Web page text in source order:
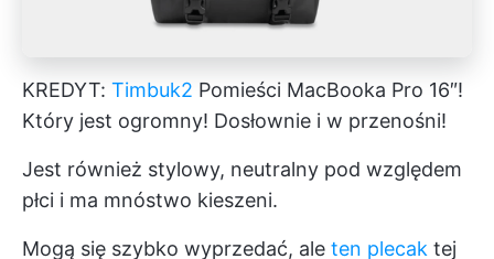
KREDYT: Timbuk2 Pomieści MacBooka Pro 16″!
Który jest ogromny! Dosłownie i w przenośni!
Jest również stylowy, neutralny pod względem
płci i ma mnóstwo kieszeni.
Mogą się szybko wyprzedać, ale ten plecak tej